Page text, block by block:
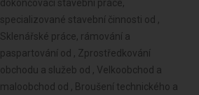
dokončovací stavební práce,
specializované stavební činnosti od ,
Sklenářské práce, rámování a
paspartování od , Zprostředkování
obchodu a služeb od , Velkoobchod a
maloobchod od , Broušení technického a